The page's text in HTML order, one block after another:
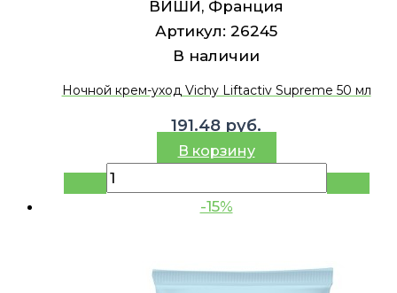
ВИШИ, Франция
Артикул: 26245
В наличии
Ночной крем-уход Vichy Liftactiv Supreme 50 мл
191.48 руб.
В корзину
-15%